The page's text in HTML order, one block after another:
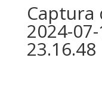
Captura
2024-
23.16.48